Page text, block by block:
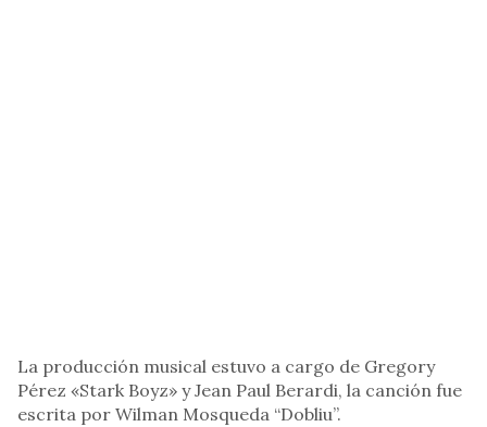
La producción musical estuvo a cargo de Gregory
Pérez «Stark Boyz» y Jean Paul Berardi, la canción fue
escrita por Wilman Mosqueda “Dobliu”.